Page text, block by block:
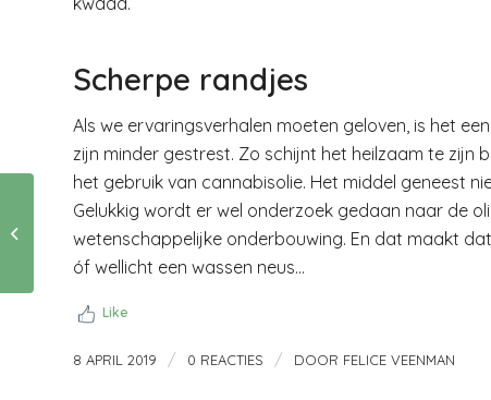
Scherpe randjes
Als we ervaringsverhalen moeten geloven, is het
zijn minder gestrest. Zo schijnt het heilzaam te zijn
het gebruik van cannabisolie. Het middel geneest
Gelukkig wordt er wel onderzoek gedaan naar de
wetenschappelijke onderbouwing. En dat maakt
óf wellicht een wassen neus…
Like
8 APRIL 2019 / 0 REACTIES / DOOR FELICE VEENMAN
8 april: Draw a bird